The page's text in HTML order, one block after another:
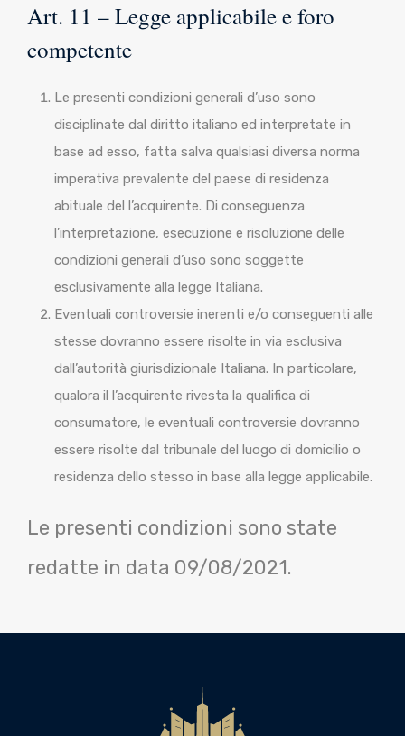
Art. 11 – Legge applicabile e foro
competente
Le presenti condizioni generali d’uso sono
disciplinate dal diritto italiano ed interpretate in
base ad esso, fatta salva qualsiasi diversa norma
imperativa prevalente del paese di residenza
abituale del l’acquirente. Di conseguenza
l’interpretazione, esecuzione e risoluzione delle
condizioni generali d’uso sono soggette
esclusivamente alla legge Italiana.
Eventuali controversie inerenti e/o conseguenti alle
stesse dovranno essere risolte in via esclusiva
dall’autorità giurisdizionale Italiana. In particolare,
qualora il l’acquirente rivesta la qualifica di
consumatore, le eventuali controversie dovranno
essere risolte dal tribunale del luogo di domicilio o
residenza dello stesso in base alla legge applicabile.
Le presenti condizioni sono state
redatte in data 09/08/2021.